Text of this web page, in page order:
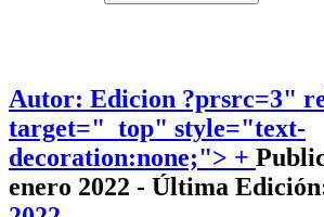
Autor: Edicion ?prsrc=3"
target="_top" style="text-
decoration:none;"> +
enero 2022 - Última